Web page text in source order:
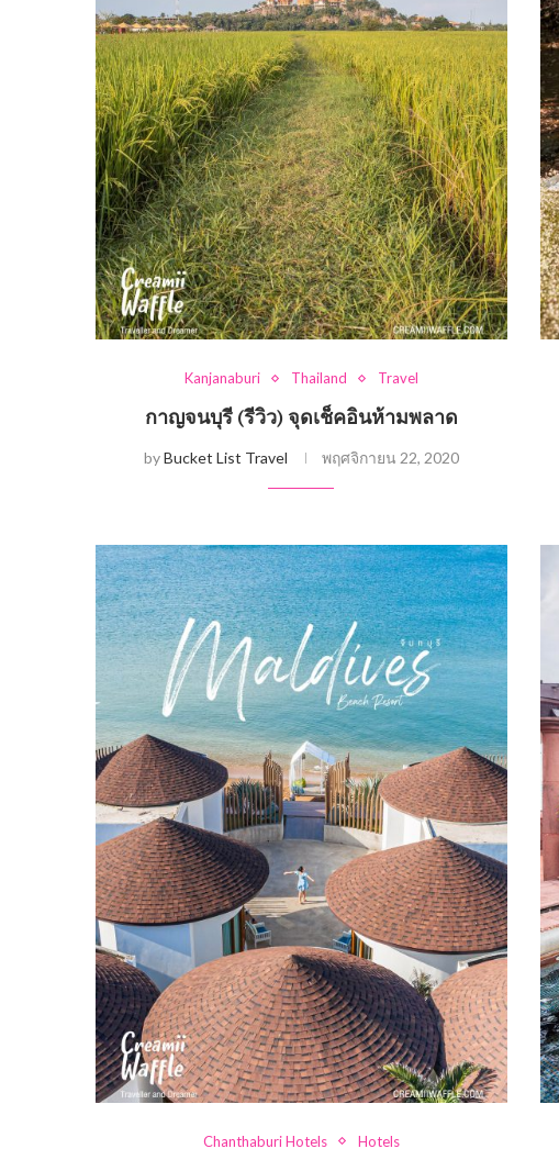
Kanjanaburi Thailand Travel
กาญจนบุรี (รีวิว) จุดเช็คอินห้ามพลาด
byBucket List Travel พฤศจิกายน 22, 2020
Chanthaburi Hotels Hotels